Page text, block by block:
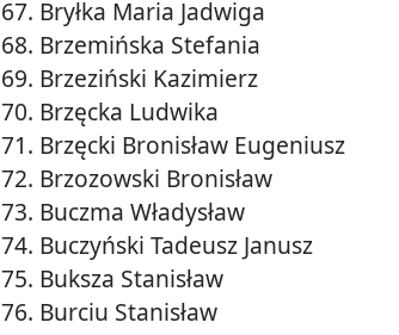
67. Bryłka Maria Jadwiga
68. Brzemińska Stefania
69. Brzeziński Kazimierz
70. Brzęcka Ludwika
71. Brzęcki Bronisław Eugeniusz
72. Brzozowski Bronisław
73. Buczma Władysław
74. Buczyński Tadeusz Janusz
75. Buksza Stanisław
76. Burciu Stanisław